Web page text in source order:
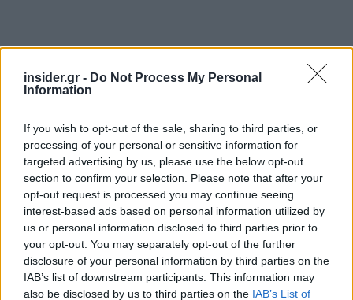
insider.gr - Do Not Process My Personal
Information
If you wish to opt-out of the sale, sharing to third parties, or
processing of your personal or sensitive information for
targeted advertising by us, please use the below opt-out
section to confirm your selection. Please note that after your
opt-out request is processed you may continue seeing
interest-based ads based on personal information utilized by
us or personal information disclosed to third parties prior to
your opt-out. You may separately opt-out of the further
disclosure of your personal information by third parties on the
IAB’s list of downstream participants. This information may
also be disclosed by us to third parties on the IAB’s List of
Οι μετοχές της Απορροφώμενης Εταιρίας
ακυρώνονται και το σύνολο της περιουσίας της
από τα βιβλία της και περιλαμβάνεται στον
καταρτισθέντα Ισολογισμό Μετασχηματισμού και
όπως θα διαμορφωθεί μέχρι την επέλευση των
αποτελεσμάτων της Συγχώνευσης, σε
συνδυασμό και με την Έκθεση του Ανεξάρτητου
Εμπειρογνώμονα, θα μεταφερθούν ως στοιχεία
ενεργητικού και παθητικού της Απορροφώσας
Εταιρίας, η οποία θα προκύψει από την